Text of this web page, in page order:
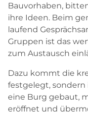
Bauvorhaben,
ihre Ideen. Beim
laufend
Gruppen ist das
zum Austausch
Dazu kommt die
festgelegt,
eine Burg gebaut,
eröffnet und